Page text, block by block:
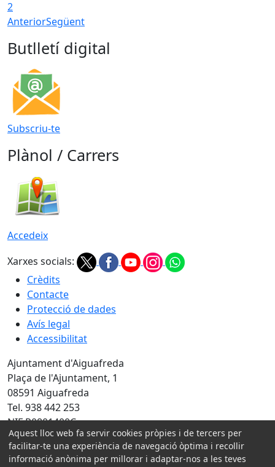
2
AnteriorSegüent
Butlletí digital
Subscriu-te
Plànol / Carrers
Accedeix
Xarxes socials:
Crèdits
Contacte
Protecció de dades
Avís legal
Accessibilitat
Ajuntament d'Aiguafreda
Plaça de l'Ajuntament, 1
08591 Aiguafreda
Tel. 938 442 253
NIF P0801400C
Amb la col·laboració de:
Aquest lloc web fa servir cookies pròpies i de tercers per
facilitar-te una experiència de navegació òptima i recollir
informació anònima per millorar i adaptar-nos a les teves